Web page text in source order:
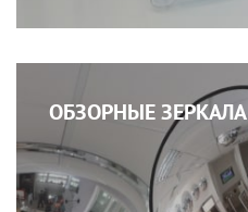
ОБЗОРНЫЕ ЗЕРКАЛА